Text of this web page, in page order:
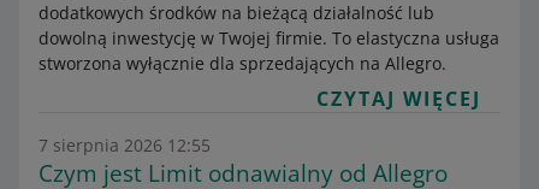
dodatkowych środków na bieżącą działalność lub
dowolną inwestycję w Twojej firmie. To elastyczna usługa
stworzona wyłącznie dla sprzedających na Allegro.
CZYTAJ WIĘCEJ
7 sierpnia 2026 12:55
Czym jest Limit odnawialny od Allegro